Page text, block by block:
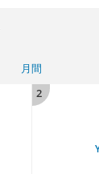
月間
2